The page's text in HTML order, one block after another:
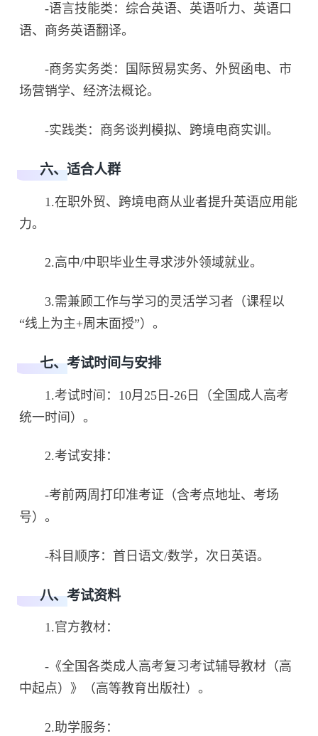
-语言技能类：综合英语、英语听力、英语口
语、商务英语翻译。
-商务实务类：国际贸易实务、外贸函电、市
场营销学、经济法概论。
-实践类：商务谈判模拟、跨境电商实训。
六、适合人群
1.在职外贸、跨境电商从业者提升英语应用能
力。
2.高中/中职毕业生寻求涉外领域就业。
3.需兼顾工作与学习的灵活学习者（课程以
“线上为主+周末面授”）。
七、考试时间与安排
1.考试时间：10月25日-26日（全国成人高考
统一时间）。
2.考试安排：
-考前两周打印准考证（含考点地址、考场
号）。
-科目顺序：首日语文/数学，次日英语。
八、考试资料
1.官方教材：
-《全国各类成人高考复习考试辅导教材（高
中起点）》（高等教育出版社）。
2.助学服务：